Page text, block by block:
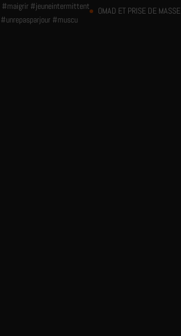
#maigrir #jeuneintermittent
#unrepasparjour #muscu
OMAD ET PRISE DE MASSE